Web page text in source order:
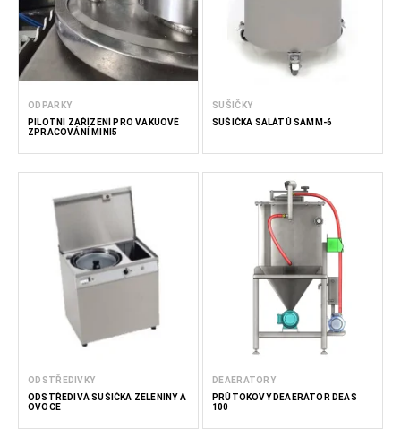
ODPARKY
PILOTNÍ ZAŘÍZENÍ PRO VAKUOVÉ
ZPRACOVÁNÍ MINI5
SUŠIČKY
SUŠIČKA SALÁTŮ SAMM-6
ODSTŘEDIVKY
ODSTŘEDIVÁ SUŠIČKA ZELENINY A
OVOCE
DEAERATORY
PRŮTOKOVÝ DEAERÁTOR DEAS
100